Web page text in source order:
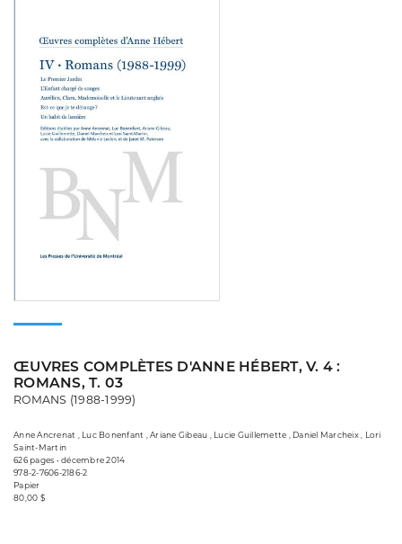
ŒUVRES COMPLÈTES D'ANNE HÉBERT, V. 4 :
ROMANS, T. 03
ROMANS (1988-1999)
Anne Ancrenat , Luc Bonenfant , Ariane Gibeau , Lucie Guillemette , Daniel Marcheix , Lori
Saint-Martin
626 pages • décembre 2014
978-2-7606-2186-2
Papier
80,00 $